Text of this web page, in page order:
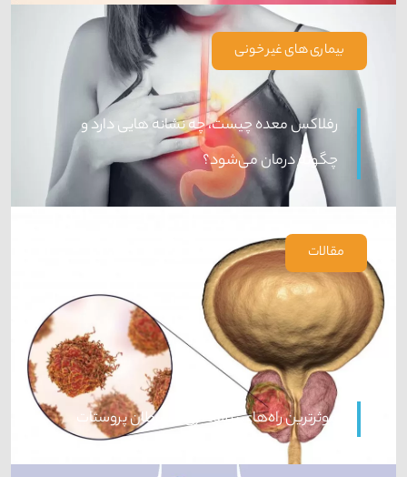
بیماری های غیر خونی
رفلاکس معده چیست، چه نشانه هایی دارد و
چگونه درمان می‌شود؟
مقالات
موثرترین راه‌های پیشگیری از سرطان پروستات